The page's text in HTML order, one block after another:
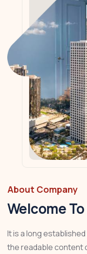
About Company
Welcome
It is a long
the readable content